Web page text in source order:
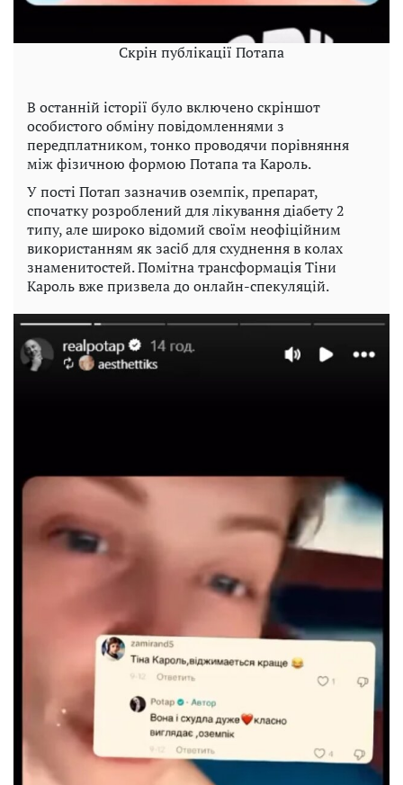
Скрін публікації Потапа
В останній історії було включено скріншот
особистого обміну повідомленнями з
передплатником, тонко проводячи порівняння
між фізичною формою Потапа та Кароль.
У пості Потап зазначив оземпік, препарат,
спочатку розроблений для лікування діабету 2
типу, але широко відомий своїм неофіційним
використанням як засіб для схуднення в колах
знаменитостей. Помітна трансформація Тіни
Кароль вже призвела до онлайн-спекуляцій.